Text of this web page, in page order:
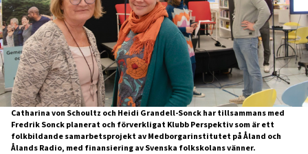
Catharina von Schoultz och Heidi Grandell-Sonck har tillsammans med
Fredrik Sonck planerat och förverkligat Klubb Perspektiv som är ett
folkbildande samarbetsprojekt av Medborgarinstitutet på Åland och
Ålands Radio, med finansiering av Svenska folkskolans vänner.